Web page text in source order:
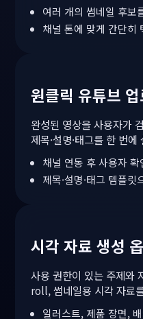
여러 개의 썸네일 후보
채널 톤에 맞게 간단히
원클릭 유튜브
완성된 영상을 사용자가
제목·설명·태그를 한 번
채널 연동 후 사용자
제목·설명·태그 템플
시각 자료 생성
사용 권한이 있는 주제와
roll, 썸네일용 시각 자료
일러스트, 제품 장면,